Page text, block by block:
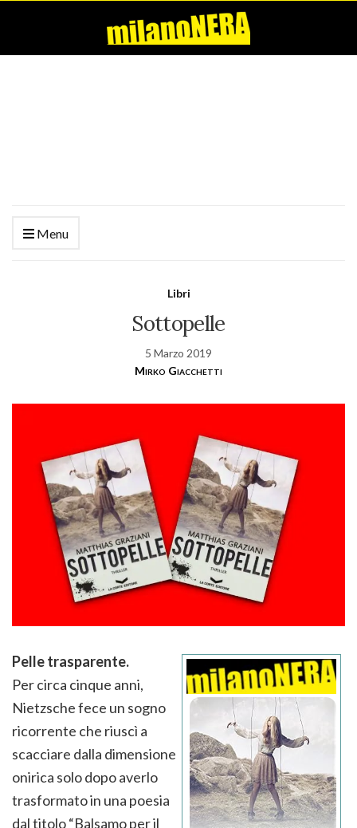
Menu
Libri
Sottopelle
5 Marzo 2019
Mirko Giacchetti
Pelle trasparente.
Per circa cinque anni,
Nietzsche fece un sogno
ricorrente che riuscì a
scacciare dalla dimensione
onirica solo dopo averlo
trasformato in una poesia
dal titolo “Balsamo per il